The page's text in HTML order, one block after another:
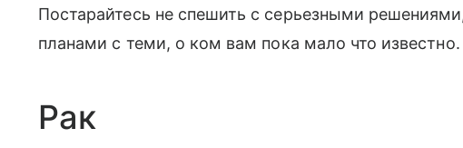
Постарайтесь не спешить с серьезными
планами с теми, о ком вам пока мало что известно.
Рак